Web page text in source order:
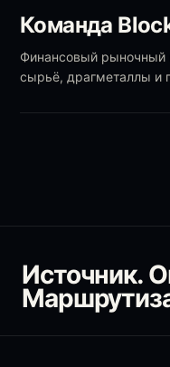
Команда
Финансовый рыночный
сырьё, драгметаллы и
Источник.